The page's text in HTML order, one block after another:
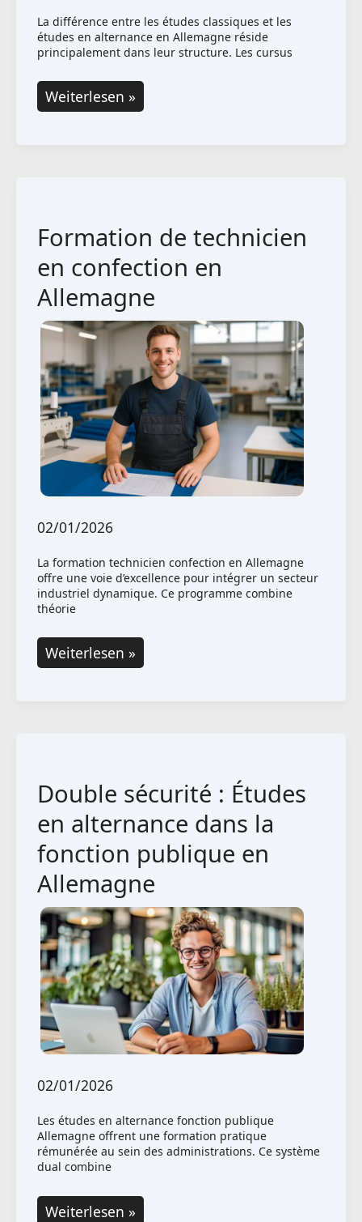
La différence entre les études classiques et les
études en alternance en Allemagne réside
principalement dans leur structure. Les cursus
Différence
entre
les
en
alternance
en
Allemagne
Weiterlesen »
Formation de technicien
en confection en
Allemagne
02/01/2026
La formation technicien confection en Allemagne
offre une voie d’excellence pour intégrer un secteur
industriel dynamique. Ce programme combine
théorie
Formation
de
Allemagne
Weiterlesen »
Double sécurité : Études
en alternance dans la
fonction publique en
Allemagne
02/01/2026
Les études en alternance fonction publique
Allemagne offrent une formation pratique
rémunérée au sein des administrations. Ce système
dual combine
Double
Weiterlesen »